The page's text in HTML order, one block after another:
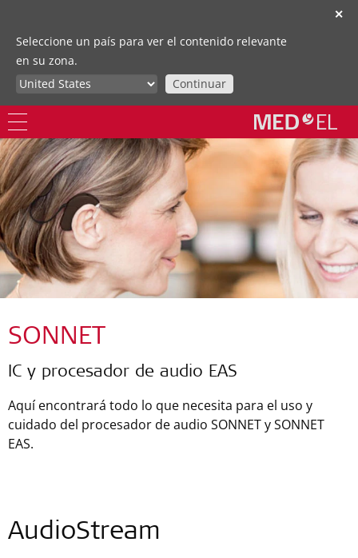
✕
Seleccione un país para ver el contenido relevante
en su zona.
Continuar
SONNET
IC y procesador de audio EAS
Aquí encontrará todo lo que necesita para el uso y
cuidado del procesador de audio SONNET y SONNET
EAS.
AudioStream